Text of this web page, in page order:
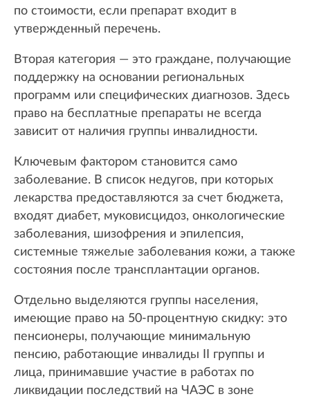
по стоимости, если препарат входит в
утвержденный перечень.
Вторая категория — это граждане, получающие
поддержку на основании региональных
программ или специфических диагнозов. Здесь
право на бесплатные препараты не всегда
зависит от наличия группы инвалидности.
Ключевым фактором становится само
заболевание. В список недугов, при которых
лекарства предоставляются за счет бюджета,
входят диабет, муковисцидоз, онкологические
заболевания, шизофрения и эпилепсия,
системные тяжелые заболевания кожи, а также
состояния после трансплантации органов.
Отдельно выделяются группы населения,
имеющие право на 50-процентную скидку: это
пенсионеры, получающие минимальную
пенсию, работающие инвалиды II группы и
лица, принимавшие участие в работах по
ликвидации последствий на ЧАЭС в зоне